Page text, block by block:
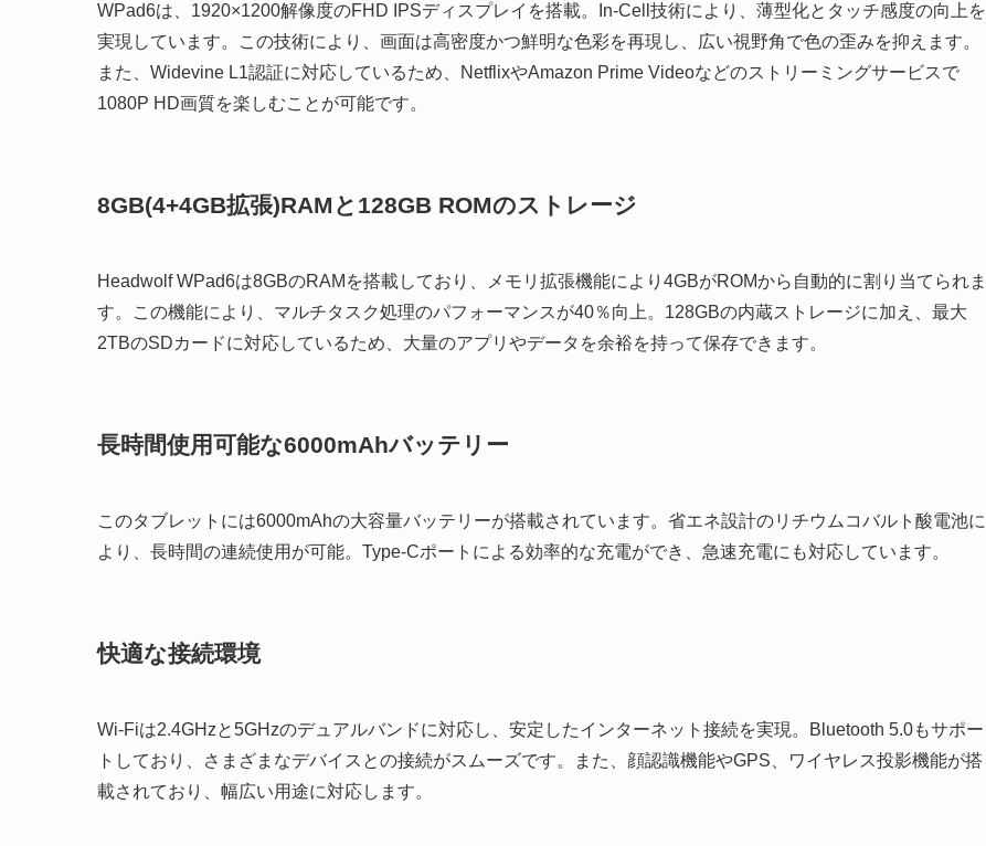
WPad6は、1920×1200解像度のFHD IPSディスプレイを搭載。In-Cell技術により、薄型化とタッチ感度の向上を
実現しています。この技術により、画面は高密度かつ鮮明な色彩を再現し、広い視野角で色の歪みを抑えます。
また、Widevine L1認証に対応しているため、NetflixやAmazon Prime Videoなどのストリーミングサービスで
1080P HD画質を楽しむことが可能です。
8GB(4+4GB拡張)RAMと128GB ROMのストレージ
Headwolf WPad6は8GBのRAMを搭載しており、メモリ拡張機能により4GBがROMから自動的に割り当てられま
す。この機能により、マルチタスク処理のパフォーマンスが40％向上。128GBの内蔵ストレージに加え、最大
2TBのSDカードに対応しているため、大量のアプリやデータを余裕を持って保存できます。
長時間使用可能な6000mAhバッテリー
このタブレットには6000mAhの大容量バッテリーが搭載されています。省エネ設計のリチウムコバルト酸電池に
より、長時間の連続使用が可能。Type-Cポートによる効率的な充電ができ、急速充電にも対応しています。
快適な接続環境
Wi-Fiは2.4GHzと5GHzのデュアルバンドに対応し、安定したインターネット接続を実現。Bluetooth 5.0もサポー
トしており、さまざまなデバイスとの接続がスムーズです。また、顔認識機能やGPS、ワイヤレス投影機能が搭
載されており、幅広い用途に対応します。